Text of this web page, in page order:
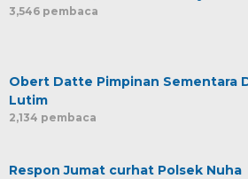
3,546 pembaca
Obert Datte Pimpinan Sementara
Lutim
2,134 pembaca
Respon Jumat curhat Polsek Nuha